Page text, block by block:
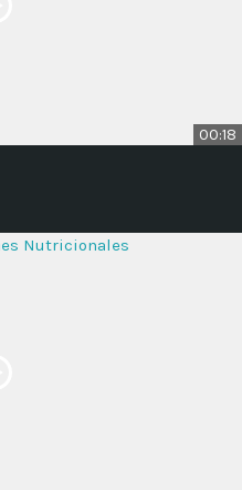
00:18